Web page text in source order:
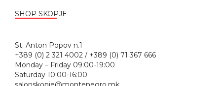
SHOP SKOPJE
St. Anton Popov n.1
+389 (0) 2 321 4002 / +389 (0) 71 367 666
Monday – Friday 09:00-19:00
Saturday 10:00-16:00